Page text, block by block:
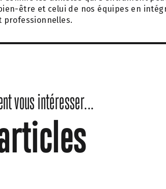
être et celui de nos équipes en
professionnelles.
vous intéresser...